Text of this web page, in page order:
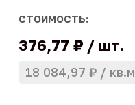
СТОИМОСТЬ:
376,77 ₽ шт.
18 084,97 ₽ кв.м